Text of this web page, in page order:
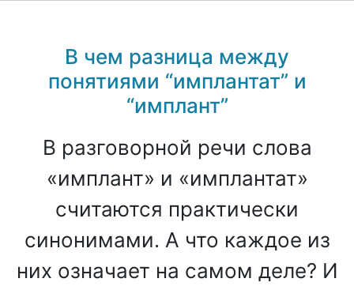
В чем разница между
понятиями “имплантат” и
“имплант”
В разговорной речи слова
«имплант» и «имплантат»
считаются практически
синонимами. А что каждое из
них означает на самом деле? И